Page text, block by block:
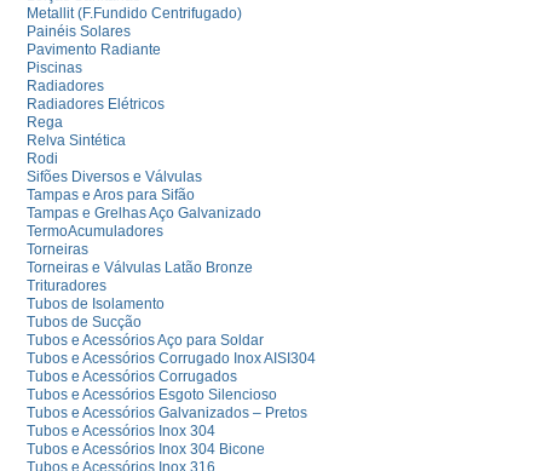
Metallit (F.Fundido Centrifugado)
Painéis Solares
Pavimento Radiante
Piscinas
Radiadores
Radiadores Elétricos
Rega
Relva Sintética
Rodi
Sifões Diversos e Válvulas
Tampas e Aros para Sifão
Tampas e Grelhas Aço Galvanizado
TermoAcumuladores
Torneiras
Torneiras e Válvulas Latão Bronze
Trituradores
Tubos de Isolamento
Tubos de Sucção
Tubos e Acessórios Aço para Soldar
Tubos e Acessórios Corrugado Inox AISI304
Tubos e Acessórios Corrugados
Tubos e Acessórios Esgoto Silencioso
Tubos e Acessórios Galvanizados – Pretos
Tubos e Acessórios Inox 304
Tubos e Acessórios Inox 304 Bicone
Tubos e Acessórios Inox 316